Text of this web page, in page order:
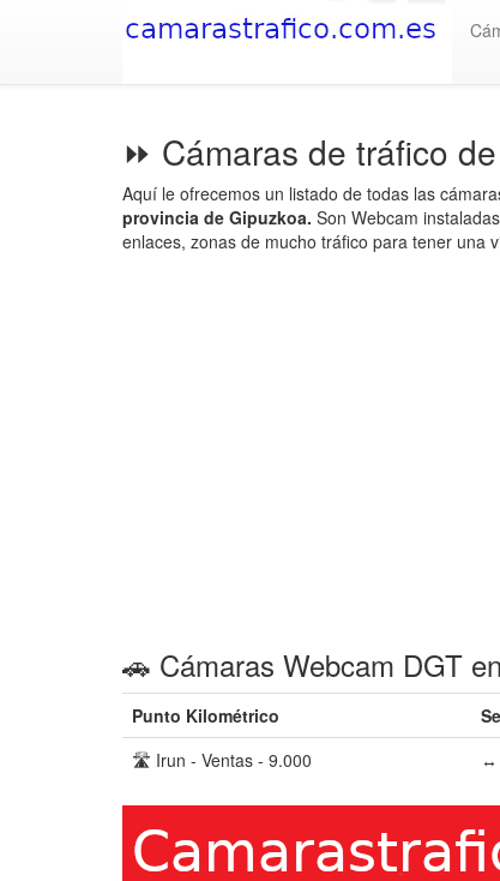
⏩ Cámaras de tráfico
Aquí le ofrecemos un listado de todas las
provincia de Gipuzkoa. Son Webcam
enlaces, zonas de mucho tráfico para tener una
🚗 Cámaras Webcam DGT
Punto Kilométrico
🛣️ Irun - Ventas - 9.000
↔️